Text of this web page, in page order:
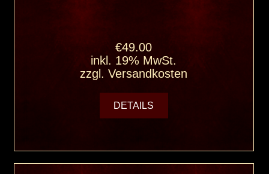
€49.00
inkl. 19% MwSt.
zzgl.Versandkosten
DETAILS